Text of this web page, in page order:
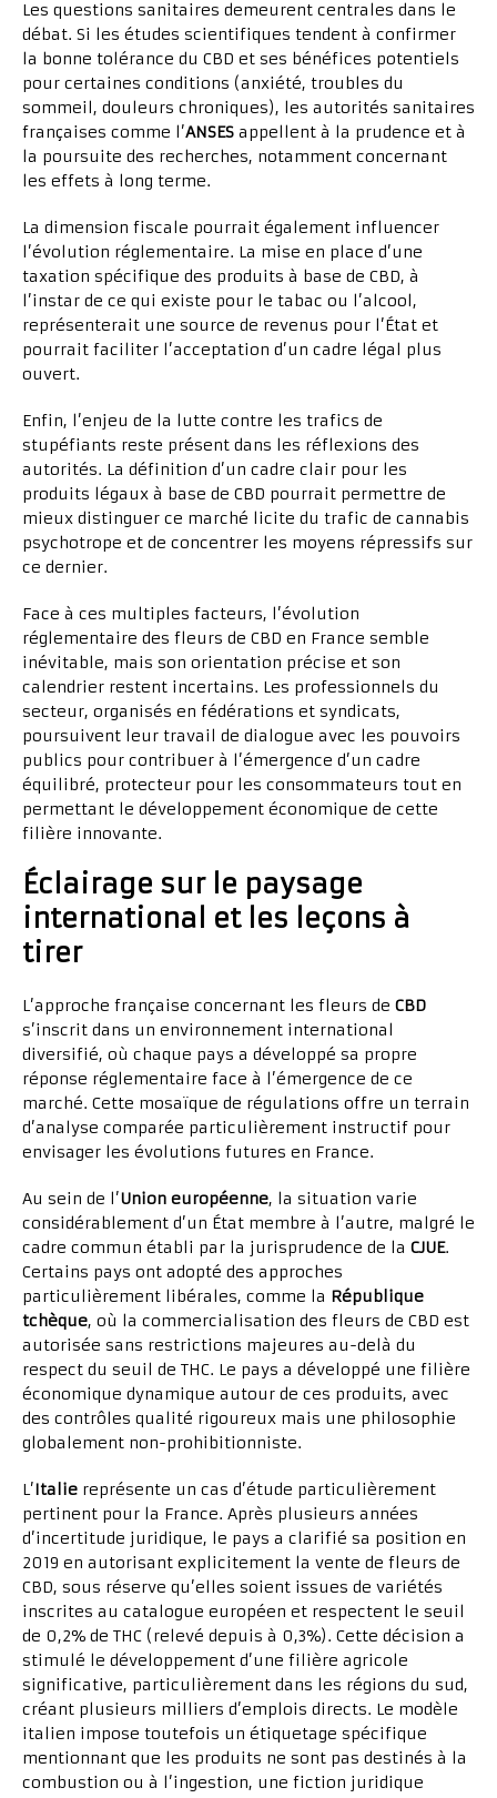
Les questions sanitaires demeurent centrales dans le
débat. Si les études scientifiques tendent à confirmer
la bonne tolérance du CBD et ses bénéfices potentiels
pour certaines conditions (anxiété, troubles du
sommeil, douleurs chroniques), les autorités sanitaires
françaises comme l’ANSES appellent à la prudence et à
la poursuite des recherches, notamment concernant
les effets à long terme.
La dimension fiscale pourrait également influencer
l’évolution réglementaire. La mise en place d’une
taxation spécifique des produits à base de CBD, à
l’instar de ce qui existe pour le tabac ou l’alcool,
représenterait une source de revenus pour l’État et
pourrait faciliter l’acceptation d’un cadre légal plus
ouvert.
Enfin, l’enjeu de la lutte contre les trafics de
stupéfiants reste présent dans les réflexions des
autorités. La définition d’un cadre clair pour les
produits légaux à base de CBD pourrait permettre de
mieux distinguer ce marché licite du trafic de cannabis
psychotrope et de concentrer les moyens répressifs sur
ce dernier.
Face à ces multiples facteurs, l’évolution
réglementaire des fleurs de CBD en France semble
inévitable, mais son orientation précise et son
calendrier restent incertains. Les professionnels du
secteur, organisés en fédérations et syndicats,
poursuivent leur travail de dialogue avec les pouvoirs
publics pour contribuer à l’émergence d’un cadre
équilibré, protecteur pour les consommateurs tout en
permettant le développement économique de cette
filière innovante.
Éclairage sur le paysage
international et les leçons à
tirer
L’approche française concernant les fleurs de CBD
s’inscrit dans un environnement international
diversifié, où chaque pays a développé sa propre
réponse réglementaire face à l’émergence de ce
marché. Cette mosaïque de régulations offre un terrain
d’analyse comparée particulièrement instructif pour
envisager les évolutions futures en France.
Au sein de l’Union européenne, la situation varie
considérablement d’un État membre à l’autre, malgré le
cadre commun établi par la jurisprudence de la CJUE.
Certains pays ont adopté des approches
particulièrement libérales, comme la République
tchèque, où la commercialisation des fleurs de CBD est
autorisée sans restrictions majeures au-delà du
respect du seuil de THC. Le pays a développé une filière
économique dynamique autour de ces produits, avec
des contrôles qualité rigoureux mais une philosophie
globalement non-prohibitionniste.
L’Italie représente un cas d’étude particulièrement
pertinent pour la France. Après plusieurs années
d’incertitude juridique, le pays a clarifié sa position en
2019 en autorisant explicitement la vente de fleurs de
CBD, sous réserve qu’elles soient issues de variétés
inscrites au catalogue européen et respectent le seuil
de 0,2% de THC (relevé depuis à 0,3%). Cette décision a
stimulé le développement d’une filière agricole
significative, particulièrement dans les régions du sud,
créant plusieurs milliers d’emplois directs. Le modèle
italien impose toutefois un étiquetage spécifique
mentionnant que les produits ne sont pas destinés à la
combustion ou à l’ingestion, une fiction juridique